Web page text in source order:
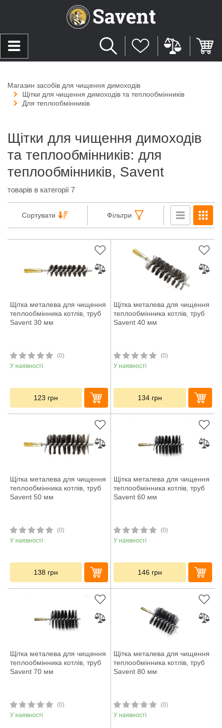
Магазин засобів для чищення димоходів
Щітки для чищення димоходів та теплообмінників
Для теплообмінників
Щітки для чищення димоходів
та теплообмінників: для
теплообмінників, Savent
товарів в категорії 7
Сортувати Фільтри
Щітка металева для чищення
теплообмінника котлів, труб
Savent 30 мм
(0)
У наявності
123 грн
Щітка металева для чищення
теплообмінника котлів, труб
Savent 40 мм
(0)
У наявності
134 грн
Щітка металева для чищення
теплообмінника котлів, труб
Savent 50 мм
(0)
У наявності
138 грн
Щітка металева для чищення
теплообмінника котлів, труб
Savent 60 мм
(0)
У наявності
146 грн
Щітка металева для чищення
теплообмінника котлів, труб
Savent 70 мм
(0)
У наявності
Щітка металева для чищення
теплообмінника котлів, труб
Savent 80 мм
(0)
У наявності